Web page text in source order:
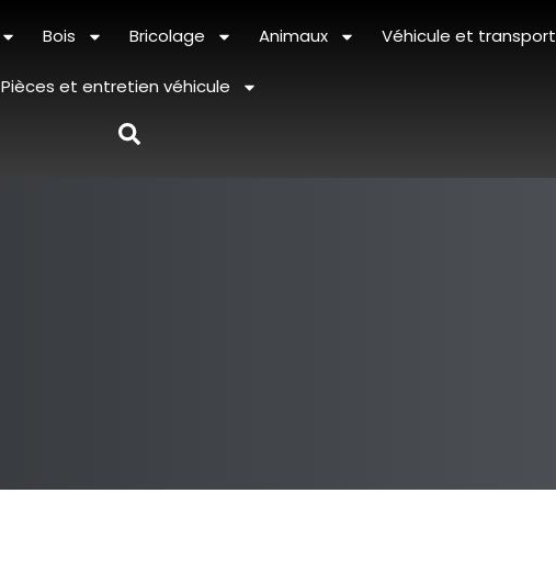
Bois Bricolage Animaux Véhicule et transport
Pièces et entretien véhicule